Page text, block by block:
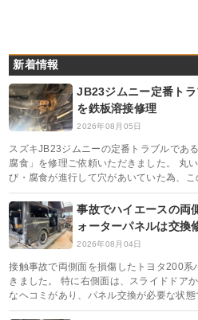
新着情報
JB23ジムニー定番ト
を鉄板溶接修理
2026年08月05日
スズキJB23ジムニーの定番トラブルであ
腐食」を修理ご依頼いただきました。 丸
び・腐食が進行して穴があいていた為、
事故でハイエースの両
ォーターパネルは交換
2026年08月04日
接触事故で両側面を損傷したトヨタ200系
きました。 特に右側面は、スライドドア
なヘコミがあり、パネル交換が必要な状